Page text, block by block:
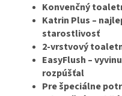
Konvenčný
Katrin Plus –
starostlivosť
2-vrstvový
EasyFlush –
rozpúšťal
Pre špeciálne